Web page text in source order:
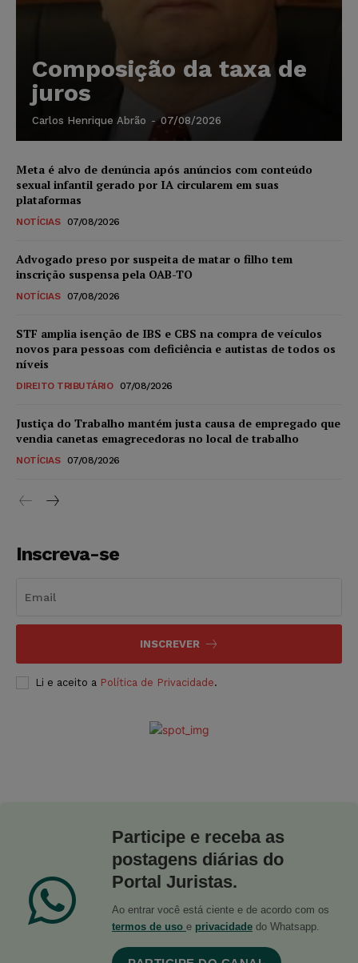
Composição da taxa de
juros
Carlos Henrique Abrão - 07/08/2026
Meta é alvo de denúncia após anúncios com conteúdo
sexual infantil gerado por IA circularem em suas
plataformas
NOTÍCIAS 07/08/2026
Advogado preso por suspeita de matar o filho tem
inscrição suspensa pela OAB-TO
NOTÍCIAS 07/08/2026
STF amplia isenção de IBS e CBS na compra de veículos
novos para pessoas com deficiência e autistas de todos os
níveis
DIREITO TRIBUTÁRIO 07/08/2026
Justiça do Trabalho mantém justa causa de empregado que
vendia canetas emagrecedoras no local de trabalho
NOTÍCIAS 07/08/2026
Inscreva-se
INSCREVER
Li e aceito a Política de Privacidade.
Participe e receba as
postagens diárias do
Portal Juristas.
Ao entrar você está ciente e de acordo com os
termos de uso e privacidade do Whatsapp.